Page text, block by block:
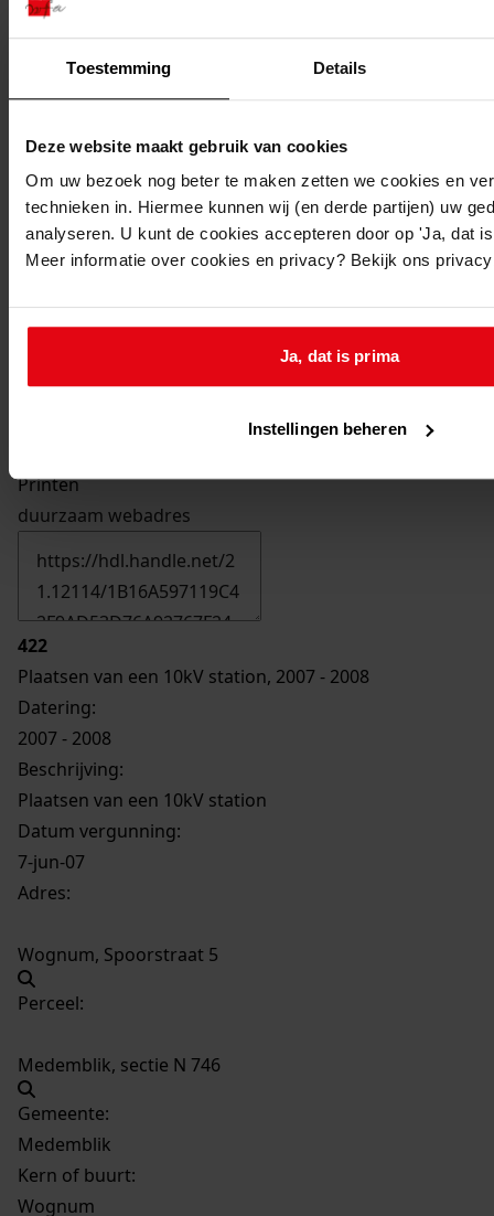
Toestemming Details
Deze website maakt gebruik van cookies
Om uw bezoek nog beter te maken zetten we cookies en
technieken in. Hiermee kunnen wij (en derde partijen) uw
analyseren. U kunt de cookies accepteren door op 'Ja, dat
Meer informatie over cookies en privacy? Bekijk ons
Ja, dat is prima
Instellingen beheren
Printen
duurzaam webadres
422
Plaatsen van een 10kV station, 2007 - 2008
Datering:
2007 - 2008
Beschrijving:
Plaatsen van een 10kV station
Datum vergunning:
7-jun-07
Adres:
Wognum, Spoorstraat 5
Perceel:
Medemblik, sectie N 746
Gemeente:
Medemblik
Kern of buurt:
Wognum